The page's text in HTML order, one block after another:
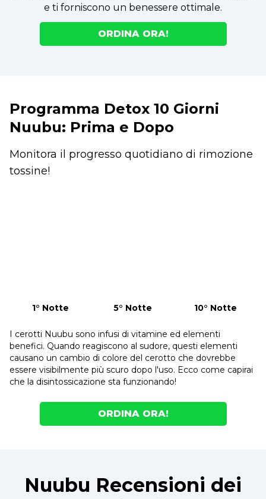
e ti forniscono un benessere ottimale.
ORDINA ORA!
Programma Detox 10 Giorni
Nuubu: Prima e Dopo
Monitora il progresso quotidiano di rimozione
tossine!
1° Notte 5° Notte 10° Notte
I cerotti Nuubu sono infusi di vitamine ed elementi
benefici. Quando reagiscono al sudore, questi elementi
causano un cambio di colore del cerotto che dovrebbe
essere visibilmente più scuro dopo l'uso. Ecco come capirai
che la disintossicazione sta funzionando!
ORDINA ORA!
Nuubu Recensioni dei